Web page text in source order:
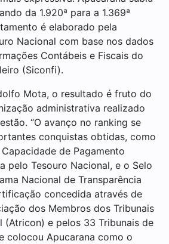
da 1.920ª para a 1.369ª
é elaborado pela
Nacional com base nos dados
Contábeis e Fiscais do
(Siconfi).
Mota, o resultado é fruto do
administrativa realizado
“O avanço no ranking se
conquistas obtidas, como
de Pagamento
pelo Tesouro Nacional, e o Selo
Nacional de Transparência
concedida através de
dos Membros dos Tribunais
(Atricon) e pelos 33 Tribunais de
colocou Apucarana como o